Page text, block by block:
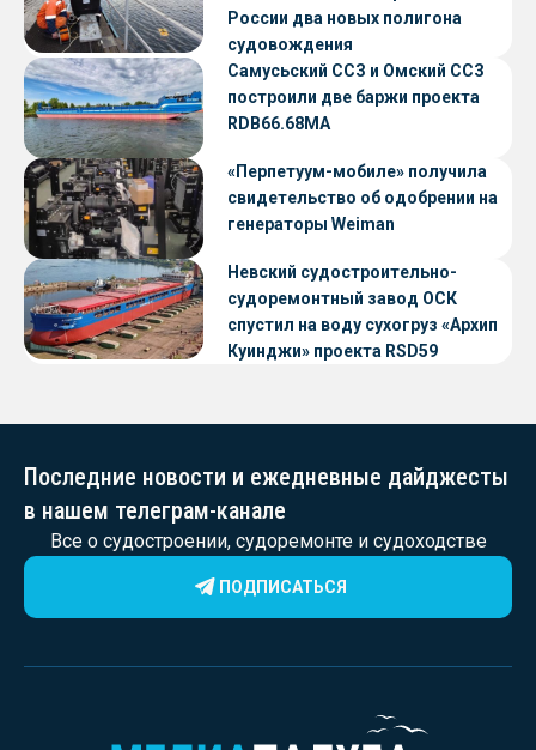
России два новых полигона
судовождения
Самусьский ССЗ и Омский ССЗ
построили две баржи проекта
RDB66.68МА
«Перпетуум-мобиле» получила
свидетельство об одобрении на
генераторы Weiman
Невский судостроительно-
судоремонтный завод ОСК
спустил на воду сухогруз «Архип
Куинджи» проекта RSD59
Последние новости и ежедневные дайджесты
в нашем телеграм-канале
Все о судостроении, судоремонте и судоходстве
ПОДПИСАТЬСЯ